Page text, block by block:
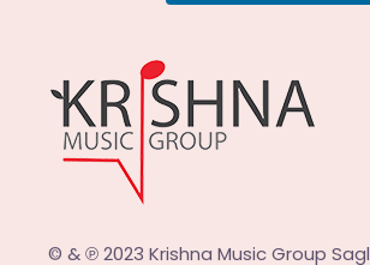
© & ℗ 2023 Krishna Music Group Sagl